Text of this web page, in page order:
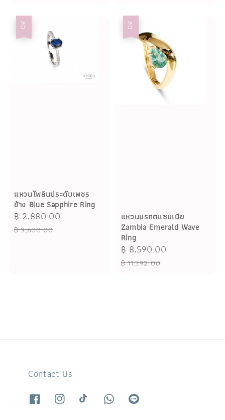
ลด
แหวนไพลินประดับเพชร
ข้าง Blue Sapphire Ring
Sale
price
฿ 2,880.00
฿ 3,600.00
ลด
แหวนมรกตแซมเบีย
Zambia Emerald Wave
Ring
Sale
price
฿ 8,590.00
฿ 11,392.00
Contact Us